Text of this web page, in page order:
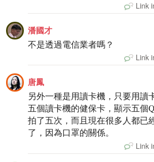
Link
潘國才
不是透過電信業者嗎？
Link
唐鳳
另外一種是用讀卡機，只要用讀
五個讀卡機的健保卡，顯示五個
拍了五次，而且現在很多人都已
了，因為口罩的關係。
Link